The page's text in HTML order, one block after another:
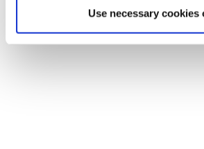
Use necessary cookies